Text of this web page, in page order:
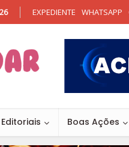
EXPEDIENTE WHATSAPP
Editoriais Boas Ações